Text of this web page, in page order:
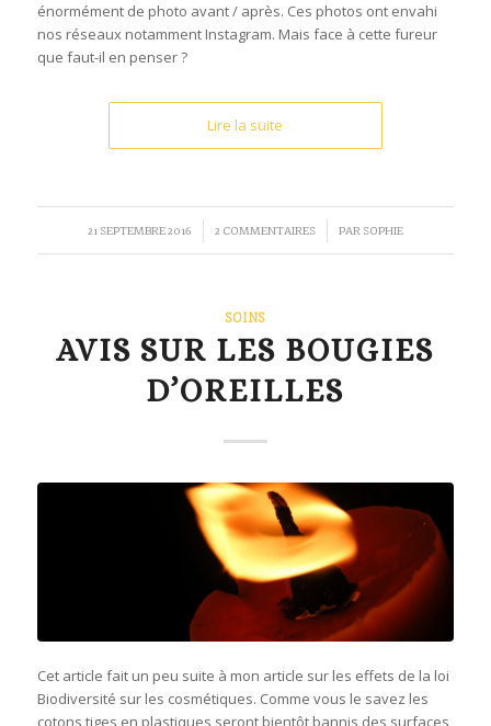
énormément de photo avant / après. Ces photos ont envahi
nos réseaux notamment Instagram. Mais face à cette fureur
que faut-il en penser ?
Lire la suite
21 SEPTEMBRE 2016
/ 2 COMMENTAIRES
/ PAR SOPHIE
SOINS
AVIS SUR LES BOUGIES
D’OREILLES
Cet article fait un peu suite à mon article sur les effets de la loi
Biodiversité sur les cosmétiques. Comme vous le savez les
cotons tiges en plastiques seront bientôt bannis des surfaces